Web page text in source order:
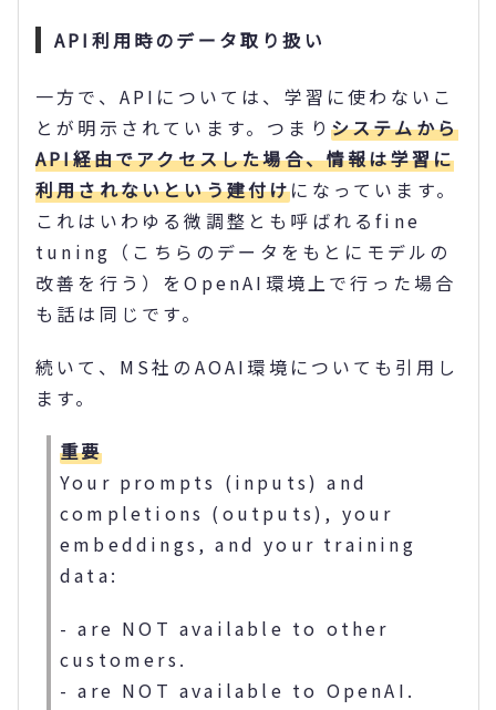
API利用時のデータ取り扱い
一方で、APIについては、学習に使わないこ
とが明示されています。つまり システムから
API経由でアクセスした場合、情報は学習に
利用されないという建付けになっています。
これはいわゆる微調整とも呼ばれるfine
tuning（こちらのデータをもとにモデルの
改善を行う）をOpenAI環境上で行った場合
も話は同じです。
続いて、MS社のAOAI環境についても引用し
ます。
重要
Your prompts (inputs) and
completions (outputs), your
embeddings, and your training
data:
- are NOT available to other
customers.
- are NOT available to OpenAI.